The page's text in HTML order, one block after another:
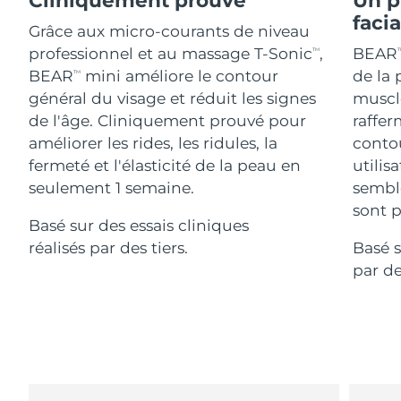
Grâce aux micro-courants de niveau
professionnel et au massage T-SonicTM,
BEARTM
mini améliore le contour
général du visage et réduit les signes
de l'âge. Cliniquement prouvé pour
améliorer les rides, les ridules, la
fermeté et l'élasticité de la peau en
seulement 1 semaine.
Basé sur des essais cliniques
réalisés par des tiers.
BEAR
de la
sont
Basé
par
For healthy hair
Cosmétiques Hommes
Acheter tout
À PROPROS
Israël 8/16/26
Italie Livraison estimée 8/12/26
Japon Livraison estimée 8/15/26
Jersey Livraison estimée 8/17/26
Kazakhstan 8/14/26
Koweït Livraison estimée
8/12/26